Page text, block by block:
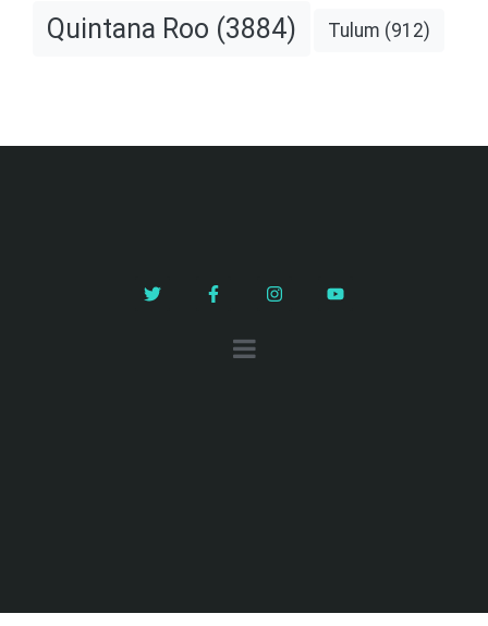
Quintana Roo (3884) Tulum (912)